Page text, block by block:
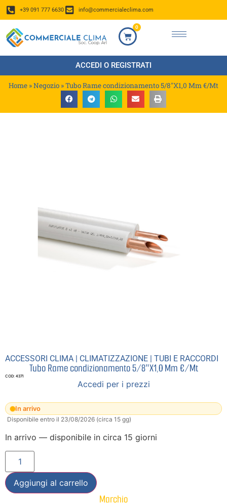
+39 091 777 6630 info@commercialeclima.com
0
ACCEDI O REGISTRATI
Home »Negozio »Tubo Rame condizionamento 5/8″X1,0 Mm €/Mt
ACCESSORI CLIMA | CLIMATIZZAZIONE | TUBI E RACCORDI
Tubo Rame condizionamento 5/8″X1,0 Mm €/Mt
COD: 4371
Accedi per i prezzi
In arrivo
Disponibile entro il 23/08/2026 (circa 15 gg)
In arrivo — disponibile in circa 15 giorni
Aggiungi al carrello
Marchio